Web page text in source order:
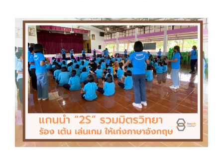
ข
อ
ง
ร
ะ
ดั
บ
ชั้
น
มั